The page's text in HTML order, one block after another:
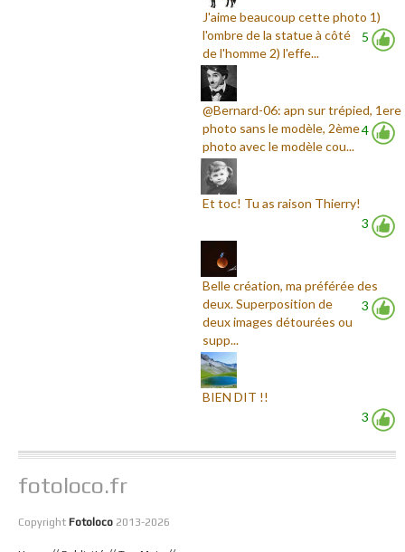
5
J'aime beaucoup cette photo 1)
l'ombre de la statue à côté
de l'homme 2) l'effe...
4
@Bernard-06: apn sur trépied, 1ere
photo sans le modèle, 2ème
photo avec le modèle cou...
3
Et toc! Tu as raison Thierry!
3
Belle création, ma préférée des
deux. Superposition de
deux images détourées ou
supp...
3
BIEN DIT !!
fotoloco.fr
Copyright Fotoloco 2013-2026